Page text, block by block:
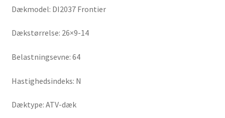
Dækmodel: DI2037 Frontier
Dækstørrelse: 26×9-14
Belastningsevne: 64
Hastighedsindeks: N
Dæktype: ATV-dæk